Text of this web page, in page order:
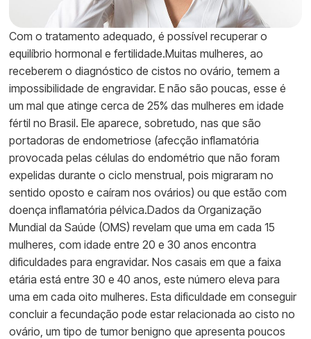
Com o tratamento adequado, é possível recuperar o
equilíbrio hormonal e fertilidade.Muitas mulheres, ao
receberem o diagnóstico de cistos no ovário, temem a
impossibilidade de engravidar. E não são poucas, esse é
um mal que atinge cerca de 25% das mulheres em idade
fértil no Brasil. Ele aparece, sobretudo, nas que são
portadoras de endometriose (afecção inflamatória
provocada pelas células do endométrio que não foram
expelidas durante o ciclo menstrual, pois migraram no
sentido oposto e caíram nos ovários) ou que estão com
doença inflamatória pélvica.Dados da Organização
Mundial da Saúde (OMS) revelam que uma em cada 15
mulheres, com idade entre 20 e 30 anos encontra
dificuldades para engravidar. Nos casais em que a faixa
etária está entre 30 e 40 anos, este número eleva para
uma em cada oito mulheres. Esta dificuldade em conseguir
concluir a fecundação pode estar relacionada ao cisto no
ovário, um tipo de tumor benigno que apresenta poucos